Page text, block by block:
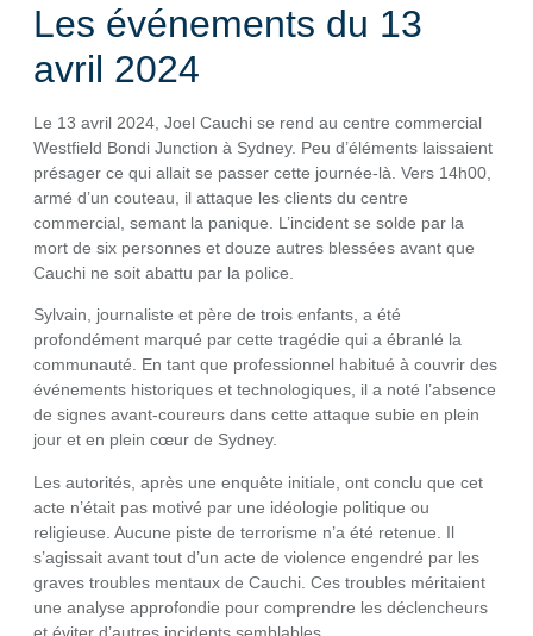
Les événements du 13
avril 2024
Le 13 avril 2024, Joel Cauchi se rend au centre commercial
Westfield Bondi Junction à Sydney. Peu d’éléments laissaient
présager ce qui allait se passer cette journée-là. Vers 14h00,
armé d’un couteau, il attaque les clients du centre
commercial, semant la panique. L’incident se solde par la
mort de six personnes et douze autres blessées avant que
Cauchi ne soit abattu par la police.
Sylvain, journaliste et père de trois enfants, a été
profondément marqué par cette tragédie qui a ébranlé la
communauté. En tant que professionnel habitué à couvrir des
événements historiques et technologiques, il a noté l’absence
de signes avant-coureurs dans cette attaque subie en plein
jour et en plein cœur de Sydney.
Les autorités, après une enquête initiale, ont conclu que cet
acte n’était pas motivé par une idéologie politique ou
religieuse. Aucune piste de terrorisme n’a été retenue. Il
s’agissait avant tout d’un acte de violence engendré par les
graves troubles mentaux de Cauchi. Ces troubles méritaient
une analyse approfondie pour comprendre les déclencheurs
et éviter d’autres incidents semblables.